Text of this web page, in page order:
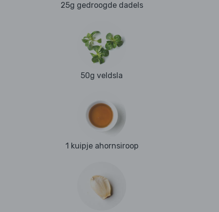
25g gedroogde dadels
50g veldsla
1 kuipje ahornsiroop